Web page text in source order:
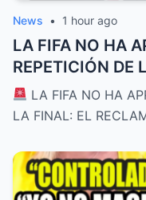
News • 1 hour ago
LA FIFA NO HA
REPETICIÓN DE
ARGENTINA
OFICIAL
LA FIFA NO HA
LA FINAL: EL